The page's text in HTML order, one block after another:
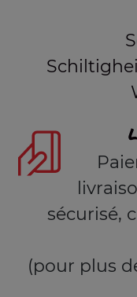
sécurisé,
(pour plus